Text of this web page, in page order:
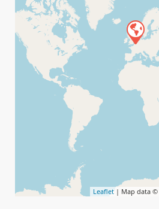
Leaflet | Map data ©